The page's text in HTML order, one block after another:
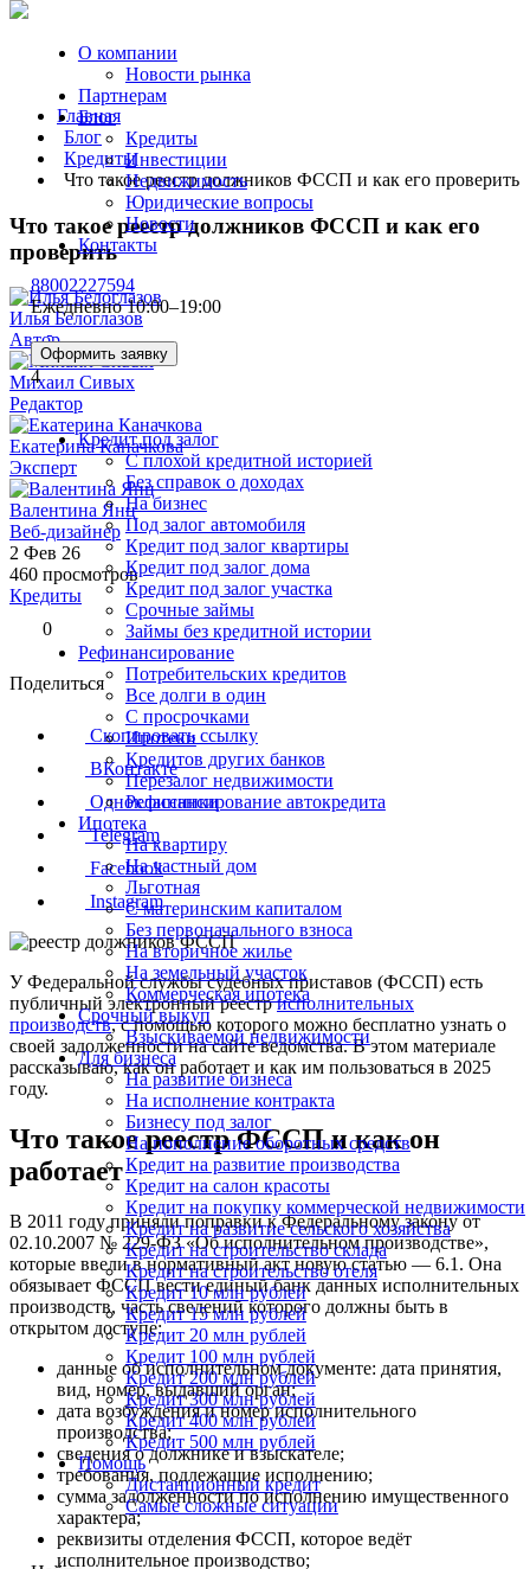
О компании
Новости рынка
Партнерам
Блог
Кредиты
Инвестиции
Недвижимость
Юридические вопросы
Новости
Контакты
88002227594
Ежедневно 10:00–19:00
Оформить заявку
4
Кредит под залог
С плохой кредитной историей
Без справок о доходах
На бизнес
Под залог автомобиля
Кредит под залог квартиры
Кредит под залог дома
Кредит под залог участка
Срочные займы
Займы без кредитной истории
Рефинансирование
Потребительских кредитов
Все долги в один
С просрочками
Ипотеки
Кредитов других банков
Перезалог недвижимости
Рефинансирование автокредита
Ипотека
На квартиру
На частный дом
Льготная
С материнским капиталом
Без первоначального взноса
На вторичное жилье
На земельный участок
Коммерческая ипотека
Срочный выкуп
Взыскиваемой недвижимости
Для бизнеса
На развитие бизнеса
На исполнение контракта
Бизнесу под залог
На пополнение оборотных средств
Кредит на развитие производства
Кредит на салон красоты
Кредит на покупку коммерческой недвижимости
Кредит на развитие сельского хозяйства
Кредит на строительство склада
Кредит на строительство отеля
Кредит 10 млн рублей
Кредит 15 млн рублей
Кредит 20 млн рублей
Кредит 100 млн рублей
Кредит 200 млн рублей
Кредит 300 млн рублей
Кредит 400 млн рублей
Кредит 500 млн рублей
Помощь
Дистанционный кредит
Самые сложные ситуации
Главная
Блог
Кредиты
Что такое реестр должников ФССП и как его проверить
Что такое реестр должников ФССП и как его
проверить
Илья Белоглазов
Автор
Михаил Сивых
Редактор
Екатерина Каначкова
Эксперт
Валентина Янц
Веб-дизайнер
2 Фев 26
460 просмотров
Кредиты
0
Поделиться
Скопировать ссылку
ВКонтакте
Одноклассники
Telegram
Facebook
Instagram
У Федеральной службы судебных приставов (ФССП) есть
публичный электронный реестрисполнительных
производств, с помощью которого можно бесплатно узнать о
своей задолженности на сайте ведомства. В этом материале
рассказываю, как он работает и как им пользоваться в 2025
году.
Что такое реестр ФССП и как он
работает
В 2011 году приняли поправки к Федеральному закону от
02.10.2007 № 229-ФЗ «Об исполнительном производстве»,
которые ввели в нормативный акт новую статью — 6.1. Она
обязывает ФССП вести единый банк данных исполнительных
производств, часть сведений которого должны быть в
открытом доступе:
данные об исполнительном документе: дата принятия,
вид, номер, выдавший орган;
дата возбуждения и номер исполнительного
производства;
сведения о должнике и взыскателе;
требования, подлежащие исполнению;
сумма задолженности по исполнению имущественного
характера;
реквизиты отделения ФССП, которое ведёт
исполнительное производство;